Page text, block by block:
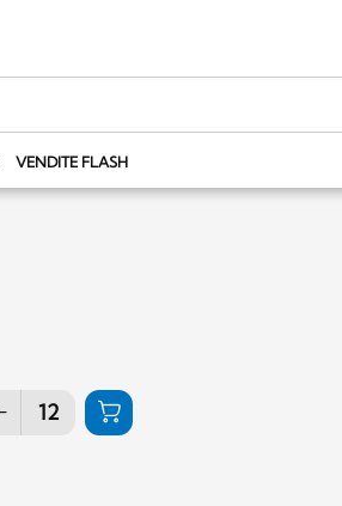
VENDITE FLASH